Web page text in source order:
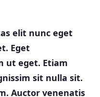
elit nunc eget
Eget
ut eget. Etiam
sit nulla sit.
Auctor venenatis